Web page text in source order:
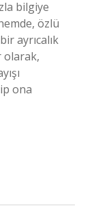
bilgiye
özlü
ayrıcalık
olarak,
ona